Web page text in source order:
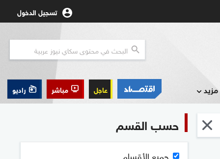
تسجيل الدخول
مزيد عاجل مباشر راديو
حسب القسم
جميع الأقسام